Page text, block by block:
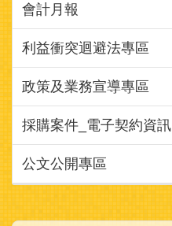
會計月報
利益衝突迴避法專區
政策及業務宣導專區
採購案件_電子契約資訊
公文公開專區